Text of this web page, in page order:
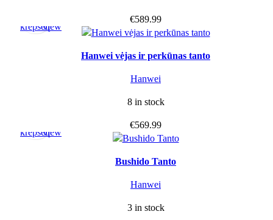
€589.99
krepšelįview
Hanwei vėjas ir perkūnas tanto
Hanwei
8 in stock
€569.99
krepšelįview
Bushido Tanto
Hanwei
3 in stock